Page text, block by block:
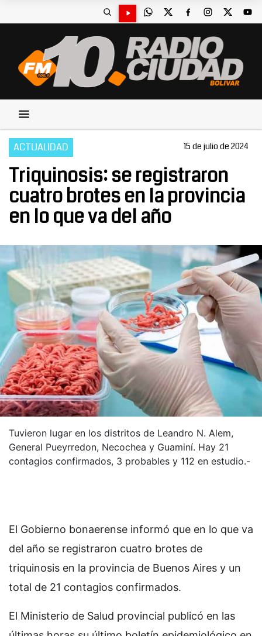
ACTUALIDAD 15 de julio de 2024
Triquinosis: se registraron
cuatro brotes en la provincia
en lo que va del año
Tuvieron lugar en los distritos de Leandro N. Alem,
General Pueyrredon, Necochea y Guaminí. Hay 21
contagios confirmados, 3 probables y 112 en estudio.-
El Gobierno bonaerense informó que en lo que va
del año se registraron cuatro brotes de
triquinosis en la provincia de Buenos Aires y un
total de 21 contagios confirmados.
El Ministerio de Salud provincial publicó en las